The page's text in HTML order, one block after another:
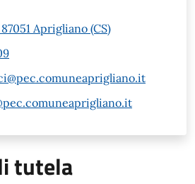
Aprigliano (CS)
tutela